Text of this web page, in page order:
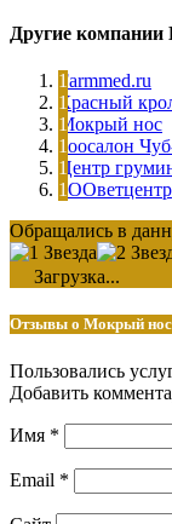
Другие компании
Farmmed.ru
Красный
Мокрый нос
Зоосалон
Центр
ЗООветцентр
Обращались в
Загрузка...
Отзывы о Мокрый нос
Пользовались
Добавить
Имя *
Email *